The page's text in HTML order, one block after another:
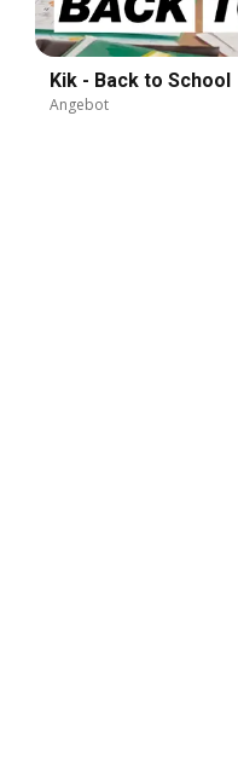
Kik - Back to School
Angebot